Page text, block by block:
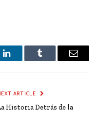
LinkedInTumblr Email
ARTICLE
Historia Detrás de la